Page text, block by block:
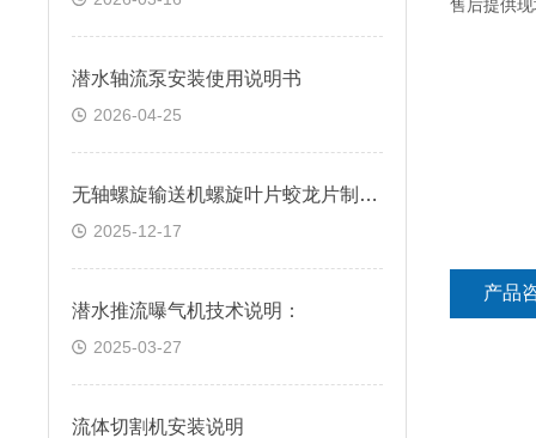
潜水轴流泵安装使用说明书
2026-04-25
无轴螺旋输送机螺旋叶片蛟龙片制作说明
2025-12-17
潜水推流曝气机技术说明：
2025-03-27
流体切割机安装说明
售后提供
产品